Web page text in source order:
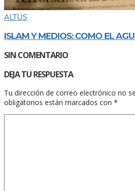
ALTUS
ISLAM Y MEDIOS: COMO EL
SIN COMENTARIO
DEJA TU RESPUESTA
Tu dirección de correo electrónico no
obligatorios están marcados con *